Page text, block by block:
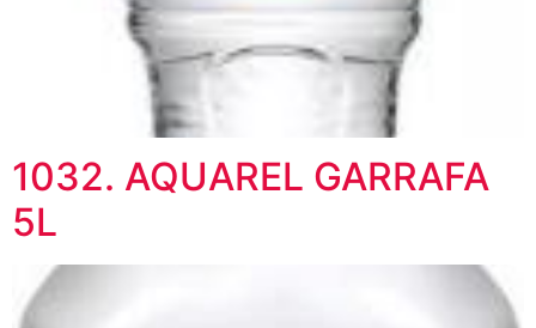
1032. AQUAREL GARRAFA
5L